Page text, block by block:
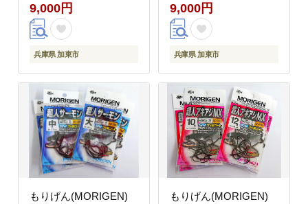
市 兵庫県 東条湖〕
9,000円
兵庫県 加東市
9,000円
兵庫県 加東市
もりげん(MORIGEN)
もりげん(MORIGEN)